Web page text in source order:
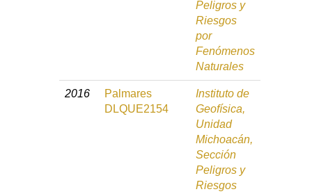
Peligros y
Riesgos
por
Fenómenos
Naturales
2016
Palmares
DLQUE2154
Instituto de
Geofísica,
Unidad
Michoacán,
Sección
Peligros y
Riesgos